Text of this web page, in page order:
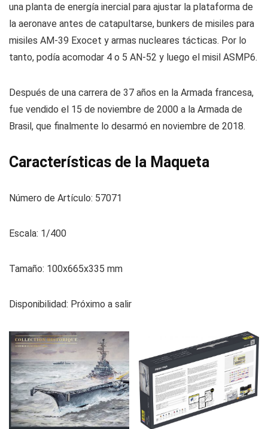
una planta de energía inercial para ajustar la plataforma de
la aeronave antes de catapultarse, bunkers de misiles para
misiles AM-39 Exocet y armas nucleares tácticas. Por lo
tanto, podía acomodar 4 o 5 AN-52 y luego el misil ASMP6.
Después de una carrera de 37 años en la Armada francesa,
fue vendido el 15 de noviembre de 2000 a la Armada de
Brasil, que finalmente lo desarmó en noviembre de 2018.
Características de la Maqueta
Número de Artículo: 57071
Escala: 1/400
Tamaño: 100x665x335 mm
Disponibilidad: Próximo a salir